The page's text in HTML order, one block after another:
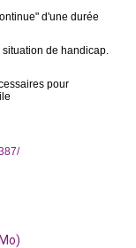
d'une durée
de handicap.
pour